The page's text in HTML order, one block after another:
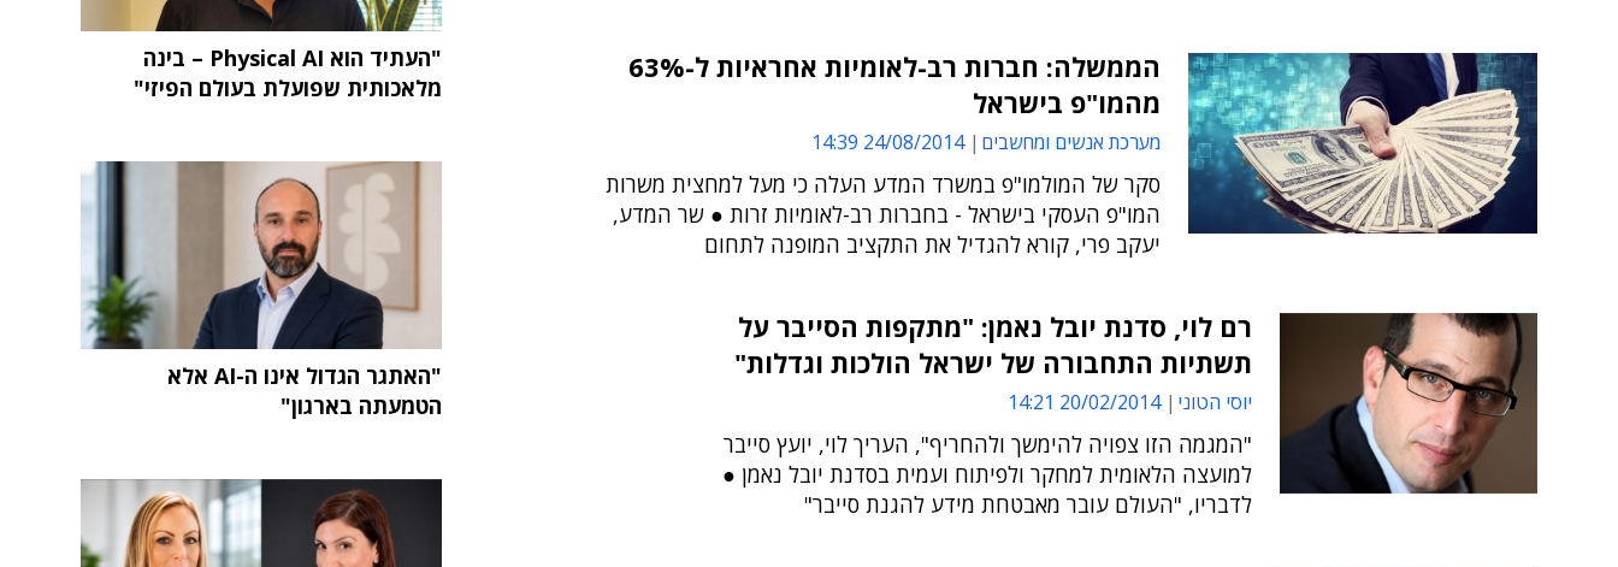
הממשלה: חברות רב-לאומיות אחראיות ל-63%
מהמו"פ בישראל
מערכת אנשים ומחשבים 24/08/2014 14:39
סקר של המולמו"פ במשרד המדע העלה כי מעל למחצית משרות
המו"פ העסקי בישראל - בחברות רב-לאומיות זרות ● שר המדע,
יעקב פרי, קורא להגדיל את התקציב המופנה לתחום
רם לוי, סדנת יובל נאמן: "מתקפות הסייבר על
תשתיות התחבורה של ישראל הולכות וגדלות"
יוסי הטוני 20/02/2014 14:21
"המגמה הזו צפויה להימשך ולהחריף", העריך לוי, יועץ סייבר
למועצה הלאומית למחקר ולפיתוח ועמית בסדנת יובל נאמן ●
לדבריו, "העולם עובר מאבטחת מידע להגנת סייבר"
"העתיד הוא Physical AI – בינה
מלאכותית שפועלת בעולם הפיזי"
"האתגר הגדול אינו ה-AI אלא
הטמעתה בארגון"